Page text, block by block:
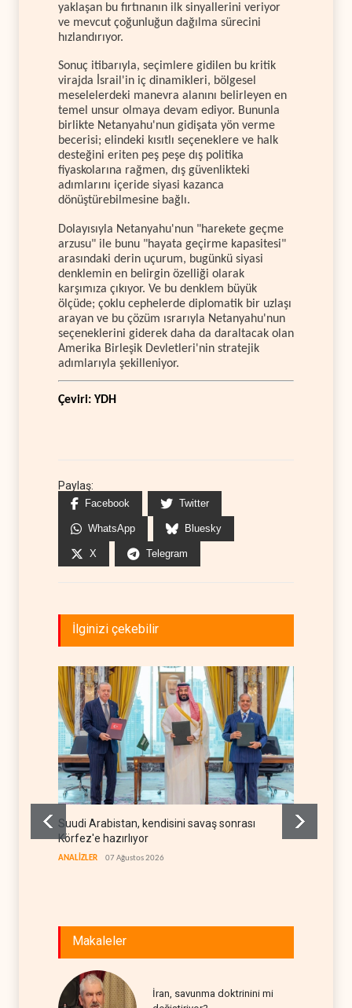
yaklaşan bu fırtınanın ilk sinyallerini veriyor
ve mevcut çoğunluğun dağılma sürecini
hızlandırıyor.
Sonuç itibarıyla, seçimlere gidilen bu kritik
virajda İsrail'in iç dinamikleri, bölgesel
meselelerdeki manevra alanını belirleyen en
temel unsur olmaya devam ediyor. Bununla
birlikte Netanyahu'nun gidişata yön verme
becerisi; elindeki kısıtlı seçeneklere ve halk
desteğini eriten peş peşe dış politika
fiyaskolarına rağmen, dış güvenlikteki
adımlarını içeride siyasi kazanca
dönüştürebilmesine bağlı.
Dolayısıyla Netanyahu'nun "harekete geçme
arzusu" ile bunu "hayata geçirme kapasitesi"
arasındaki derin uçurum, bugünkü siyasi
denklemin en belirgin özelliği olarak
karşımıza çıkıyor. Ve bu denklem büyük
ölçüde; çoklu cephelerde diplomatik bir uzlaşı
arayan ve bu çözüm ısrarıyla Netanyahu'nun
seçeneklerini giderek daha da daraltacak olan
Amerika Birleşik Devletleri'nin stratejik
adımlarıyla şekilleniyor.
Çeviri: YDH
Paylaş:
Facebook Twitter
WhatsApp Bluesky
X Telegram
İlginizi çekebilir
Suudi Arabistan, kendisini savaş sonrası
Körfez'e hazırlıyor
ANALİZLER 07 Ağustos 2026
Makaleler
İran, savunma doktrinini mi